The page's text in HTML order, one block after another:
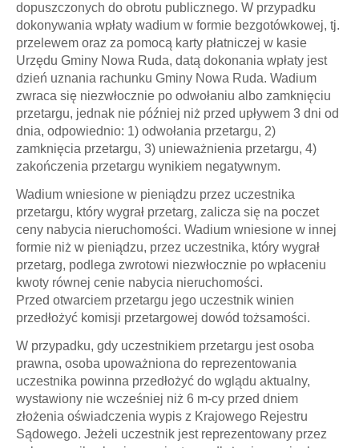
dopuszczonych do obrotu publicznego. W przypadku
dokonywania wpłaty wadium w formie bezgotówkowej, tj.
przelewem oraz za pomocą karty płatniczej w kasie
Urzędu Gminy Nowa Ruda, datą dokonania wpłaty jest
dzień uznania rachunku Gminy Nowa Ruda. Wadium
zwraca się niezwłocznie po odwołaniu albo zamknięciu
przetargu, jednak nie później niż przed upływem 3 dni od
dnia, odpowiednio: 1) odwołania przetargu, 2)
zamknięcia przetargu, 3) unieważnienia przetargu, 4)
zakończenia przetargu wynikiem negatywnym.
Wadium wniesione w pieniądzu przez uczestnika
przetargu, który wygrał przetarg, zalicza się na poczet
ceny nabycia nieruchomości. Wadium wniesione w innej
formie niż w pieniądzu, przez uczestnika, który wygrał
przetarg, podlega zwrotowi niezwłocznie po wpłaceniu
kwoty równej cenie nabycia nieruchomości.
Przed otwarciem przetargu jego uczestnik winien
przedłożyć komisji przetargowej dowód tożsamości.
W przypadku, gdy uczestnikiem przetargu jest osoba
prawna, osoba upoważniona do reprezentowania
uczestnika powinna przedłożyć do wglądu aktualny,
wystawiony nie wcześniej niż 6 m-cy przed dniem
złożenia oświadczenia wypis z Krajowego Rejestru
Sądowego. Jeżeli uczestnik jest reprezentowany przez